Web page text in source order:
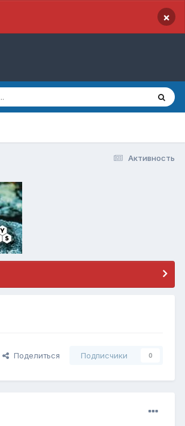
×
Активность
Поделиться Подписчики 0